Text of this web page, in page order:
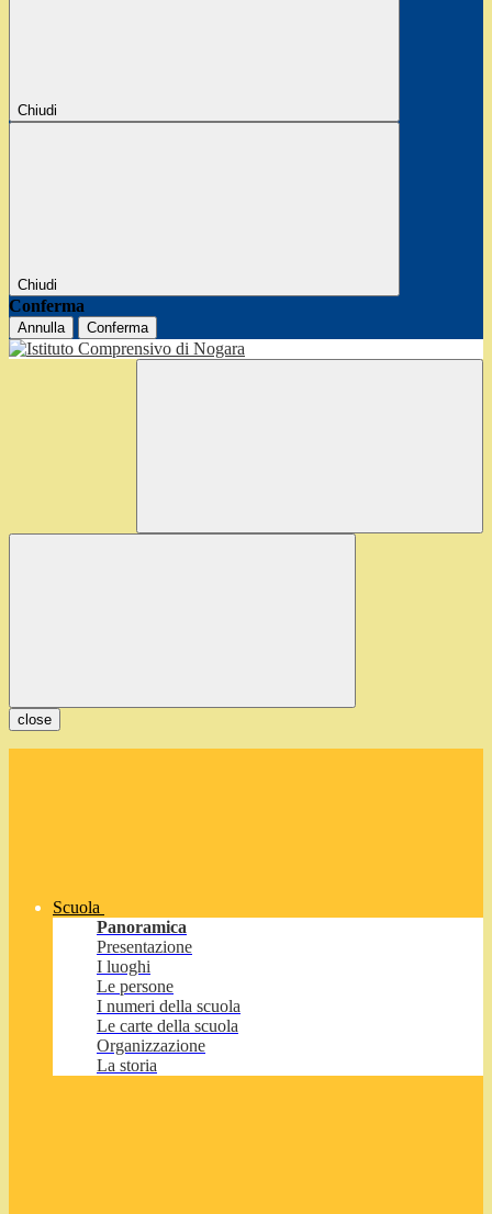
Chiudi
Chiudi
Conferma
Annulla Conferma
close
Scuola
Panoramica
Presentazione
I luoghi
Le persone
I numeri della scuola
Le carte della scuola
Organizzazione
La storia